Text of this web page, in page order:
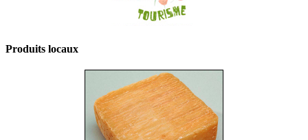
Produits locaux